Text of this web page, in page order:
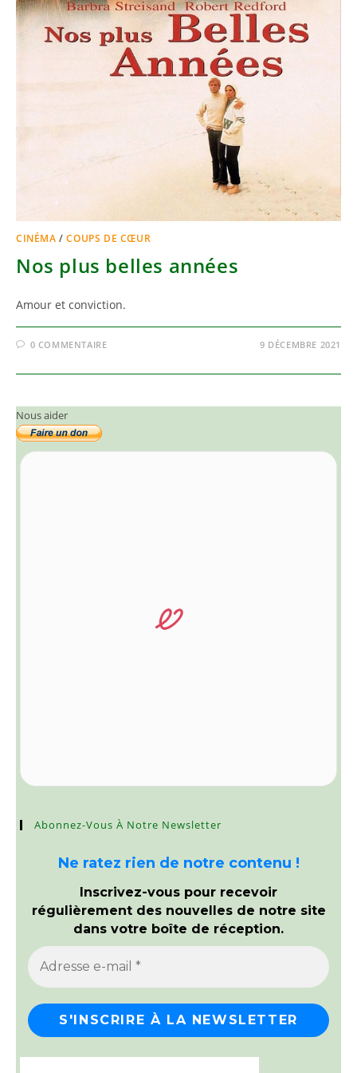
CINÉMA /COUPS DE CŒUR
Nos plus belles années
Amour et conviction.
0 COMMENTAIRE 9 DÉCEMBRE 2021
Nous aider
Abonnez-Vous À Notre Newsletter
Ne ratez rien de notre contenu !
Inscrivez-vous pour recevoir
régulièrement des nouvelles de notre site
dans votre boîte de réception.